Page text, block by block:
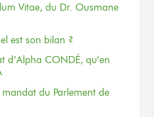
Vitae, du Dr. Ousmane
est son bilan ?
d’Alpha CONDÉ, qu’en
du Parlement de